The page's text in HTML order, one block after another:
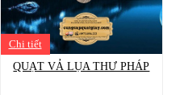
Chi tiết
QUẠT VẢ LỤA THƯ PHÁP